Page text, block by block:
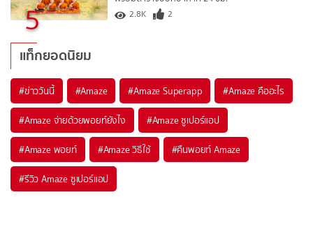
5 2.8K 2
แท็กยอดนิยม
#ข่าววันนี้ #Amaze #Amaze Superapp #Amaze คืออะไร
#Amaze จ่ายด้วยพอยท์ยังไง #Amaze ซูเปอร์แอป
#Amaze พอยท์ #Amaze วิธีใช้ #คืนพอยท์ Amaze
#รีวิว Amaze ซูเปอร์แอป